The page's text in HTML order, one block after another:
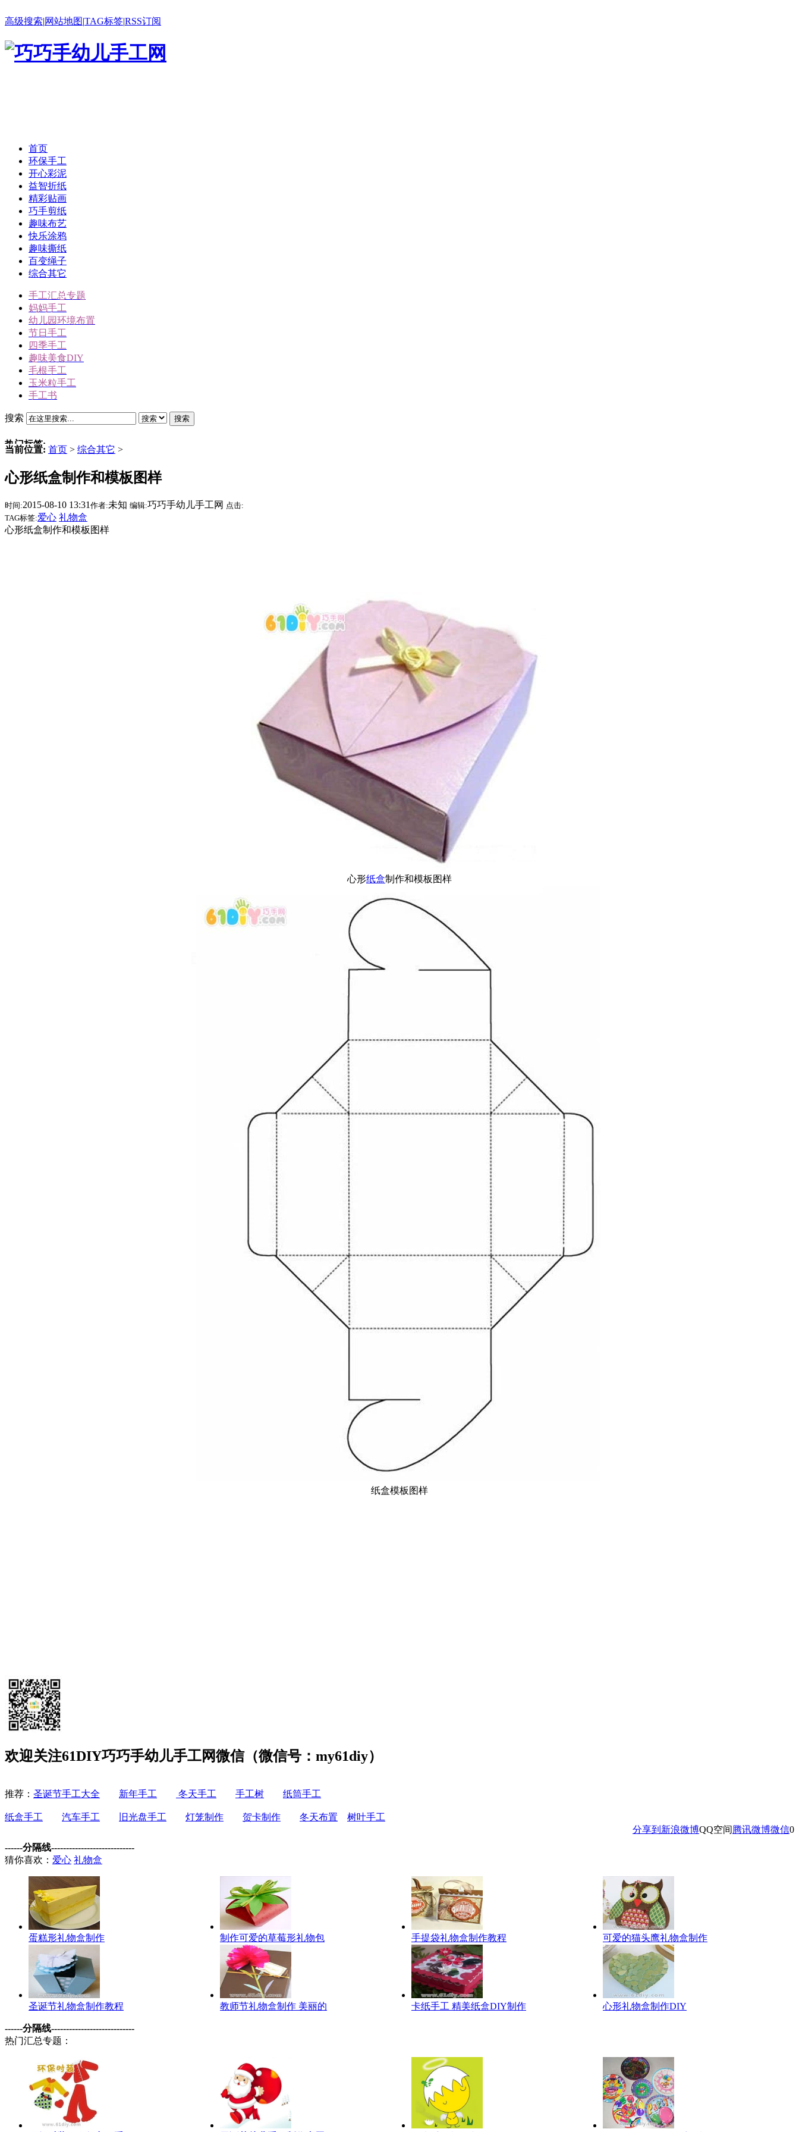
高级搜索|网站地图|TAG标签|RSS订阅
首页
环保手工
开心彩泥
益智折纸
精彩贴画
巧手剪纸
趣味布艺
快乐涂鸦
趣味撕纸
百变绳子
综合其它
手工汇总专题
妈妈手工
幼儿园环境布置
节日手工
四季手工
趣味美食DIY
毛根手工
玉米粒手工
手工书
搜索 搜索
热门标签:
三角插折纸
雪人
动物手工
圣诞节手工
驯鹿
当前位置: 首页 > 综合其它 >
心形纸盒制作和模板图样
时间:2015-08-10 13:31 作者:未知 编辑:巧巧手幼儿手工网 点击:
TAG标签:爱心 礼物盒
心形纸盒制作和模板图样
心形纸盒制作和模板图样
纸盒模板图样
欢迎关注61DIY巧巧手幼儿手工网微信（微信号：my61diy）
推荐： 圣诞节手工大全 新年手工 冬天手工 手工树 纸筒手工
纸盒手工 汽车手工 旧光盘手工 灯笼制作 贺卡制作 冬天布置
树叶手工
分享到 新浪微博QQ空间腾讯微博微信0
------分隔线----------------------------
猜你喜欢： 爱心 礼物盒
蛋糕形礼物盒制作 制作可爱的草莓形礼物包 手提袋礼物盒制作教程 可爱的猫头鹰礼物盒制作
圣诞节礼物盒制作教程 教师节礼物盒制作 美丽的 卡纸手工 精美纸盒DIY制作 心形礼物盒制作DIY
------分隔线----------------------------
热门汇总专题：